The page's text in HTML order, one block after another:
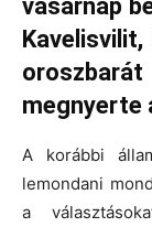
vasárnap
megnyerte
A korábbi
lemondani
a